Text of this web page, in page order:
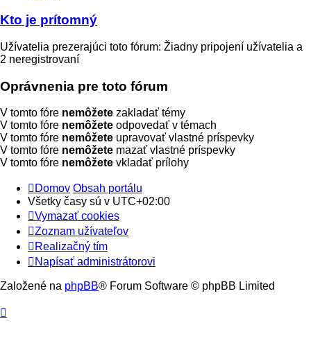
Kto je prítomný
Užívatelia prezerajúci toto fórum: Žiadny pripojení užívatelia a
2 neregistrovaní
Oprávnenia pre toto fórum
V tomto fóre nemôžete zakladať témy
V tomto fóre nemôžete odpovedať v témach
V tomto fóre nemôžete upravovať vlastné príspevky
V tomto fóre nemôžete mazať vlastné príspevky
V tomto fóre nemôžete vkladať prílohy
Domov Obsah portálu
Všetky časy sú v UTC+02:00
Vymazať cookies
Zoznam užívateľov
Realizačný tím
Napísať administrátorovi
Založené na phpBB® Forum Software © phpBB Limited